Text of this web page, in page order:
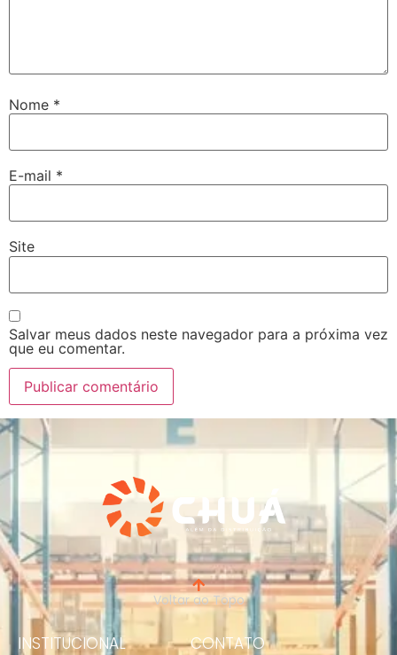
Nome *
E-mail *
Site
Salvar meus dados neste navegador para a próxima vez
que eu comentar.
Voltar ao Topo
INSTITUCIONAL CONTATO